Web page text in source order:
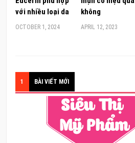
với nhiều loại da
OCTOBER 1, 2024
không
APRIL 12, 2023
1 BÀI VIẾT MỚI